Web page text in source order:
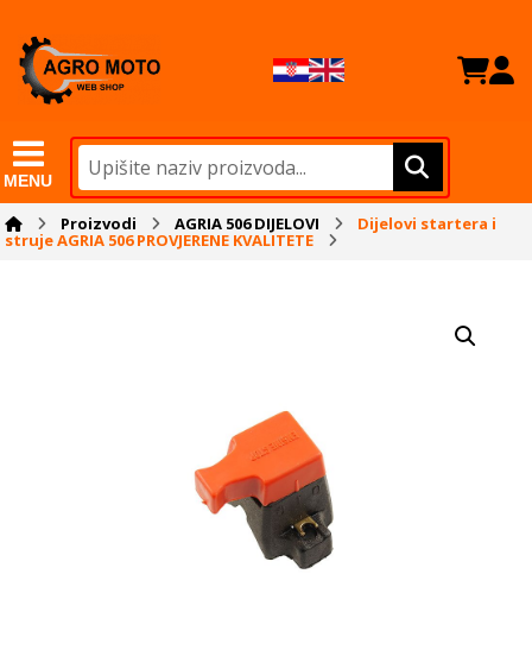
MENU
Proizvodi AGRIA 506 DIJELOVI Dijelovi startera i
struje AGRIA 506 PROVJERENE KVALITETE